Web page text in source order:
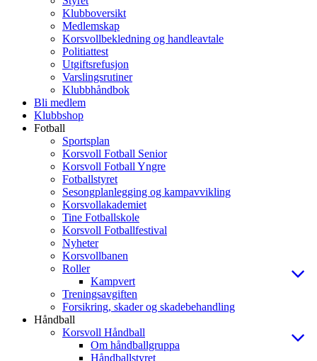
Klubboversikt
Medlemskap
Korsvollbekledning og handleavtale
Politiattest
Utgiftsrefusjon
Varslingsrutiner
Klubbhåndbok
Bli medlem
Klubbshop
Fotball
Sportsplan
Korsvoll Fotball Senior
Korsvoll Fotball Yngre
Fotballstyret
Sesongplanlegging og kampavvikling
Korsvollakademiet
Tine Fotballskole
Korsvoll Fotballfestival
Nyheter
Korsvollbanen
Roller
Kampvert
Treningsavgiften
Forsikring, skader og skadebehandling
Håndball
Korsvoll Håndball
Om håndballgruppa
Håndballstyret